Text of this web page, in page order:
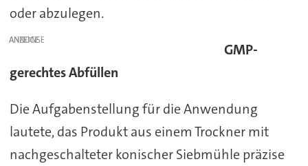
oder abzulegen.
ANZEIGE
GMP-
gerechtes Abfüllen
Die Aufgabenstellung für die Anwendung
lautete, das Produkt aus einem Trockner mit
nachgeschalteter konischer Siebmühle präzise